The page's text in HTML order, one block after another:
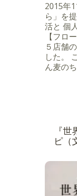
2015年
ら」を
活と 個
【フロ
５店舗
した。
ん麦の
『
ピ（